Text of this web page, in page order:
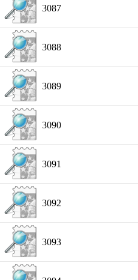
3087
3088
3089
3090
3091
3092
3093